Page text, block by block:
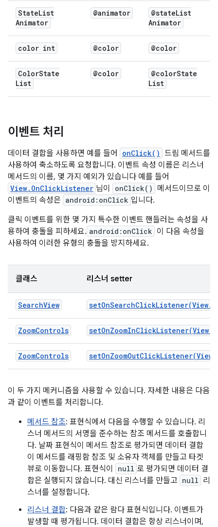
StateList
Animator
@animator @stateList
Animator
color int @color @color
ColorState
List
@color @colorState
List
이벤트 처리
데이터 결합을 사용하면 예를 들어 onClick() 드림 메서드를
사용하여 축소하도록 요청합니다. 이벤트 속성 이름은 리스너
메서드의 이름, 몇 가지 예외가 있습니다 예를 들어
View.OnClickListener 님이 onClick()
메서드이므로 이
이벤트의 속성은 android:onClick 입니다.
클릭 이벤트를 위한 몇 가지 특수한 이벤트 핸들러는 속성을 사
용하여 충돌을 피하세요. android:onClick 이 다음 속성을
사용하여 이러한 유형의 충돌을 방지하세요.
클래스 리스너 setter
SearchView
ZoomControls
ZoomControls
이 두 가지 메커니즘을 사용할 수 있습니다. 자세한 내용은 다음
과 같이 이벤트를 처리합니다.
메서드 참조: 표현식에서 다음을 수행할 수 있습니다. 리
스너 메서드의 서명을 준수하는 참조 메서드를 호출합니
다. 날짜 표현식이 메서드 참조로 평가되면 데이터 결합
이 메서드를 래핑함 참조 및 소유자 객체를 만들고 타겟
뷰로 이동합니다. 표현식이
null 로 평가되면 데이터 결
합은 실행되지 않습니다. 대신 리스너를 만들고 null 리
스너를 설정합니다.
리스너 결합: 다음과 같은 람다 표현식입니다. 이벤트가
발생할 때 평가됩니다. 데이터 결합은 항상 리스너이며,